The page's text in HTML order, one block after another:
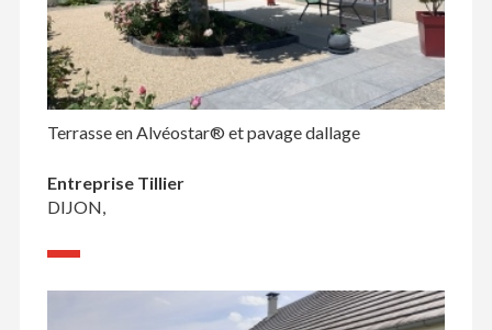
Terrasse en Alvéostar® et pavage dallage
Entreprise Tillier
DIJON,